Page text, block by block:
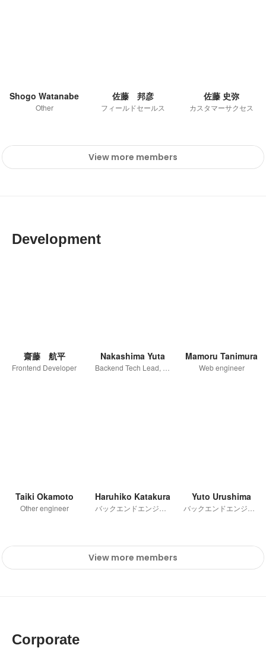
Shogo Watanabe
Other
佐藤 邦彦
フィールドセールス
佐藤 史弥
カスタマーサクセス
View more members
Development
齋藤 航平
Frontend Developer
Nakashima Yuta Mamoru Tanimura
Web engineer
Taiki Okamoto
Other engineer
Haruhiko Katakura Yuto Urushima
View more members
Corporate